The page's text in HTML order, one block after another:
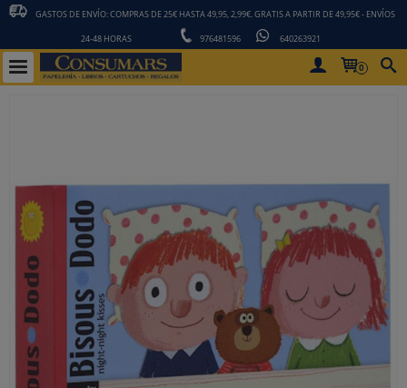
GASTOS DE ENVÍO: COMPRAS DE 25€ HASTA 49,95, 2,99€. GRATIS A PARTIR DE 49,95€ - ENVÍOS
24-48 HORAS 976481596 640263921
0